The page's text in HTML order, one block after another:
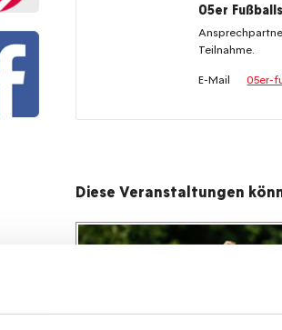
05er
Teilnahme.
E-Mail 05er-
Diese Veranstaltungen